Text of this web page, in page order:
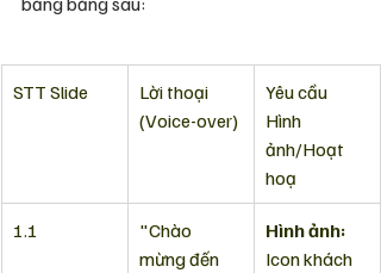
STT Slide
Lời thoại
(Voice-over)
Yêu cầu
Hình
ảnh/Hoạt
hoạ
1.1
"Chào
mừng đến
Hình ảnh:
Icon khách